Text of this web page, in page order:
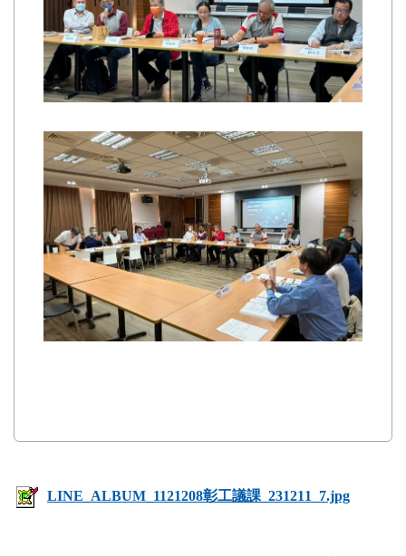
LINE_ALBUM_1121208彰工議課_231211_7.jpg